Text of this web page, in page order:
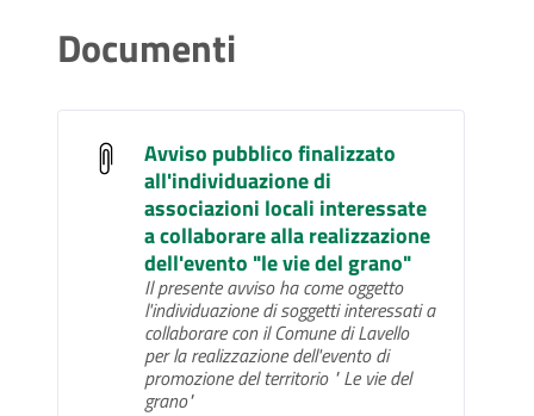
Documenti
Avviso pubblico finalizzato
all'individuazione di
associazioni locali interessate
a collaborare alla realizzazione
dell'evento "le vie del grano"
Il presente avviso ha come oggetto
l'individuazione di soggetti interessati a
collaborare con il Comune di Lavello
per la realizzazione dell'evento di
promozione del territorio " Le vie del
grano"